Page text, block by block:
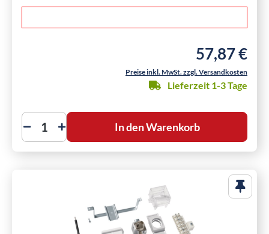
Regulärer
57,87 €
Preise inkl. MwSt. zzgl. Versandkosten
Lieferzeit 1-3 Tage
In den Warenkorb